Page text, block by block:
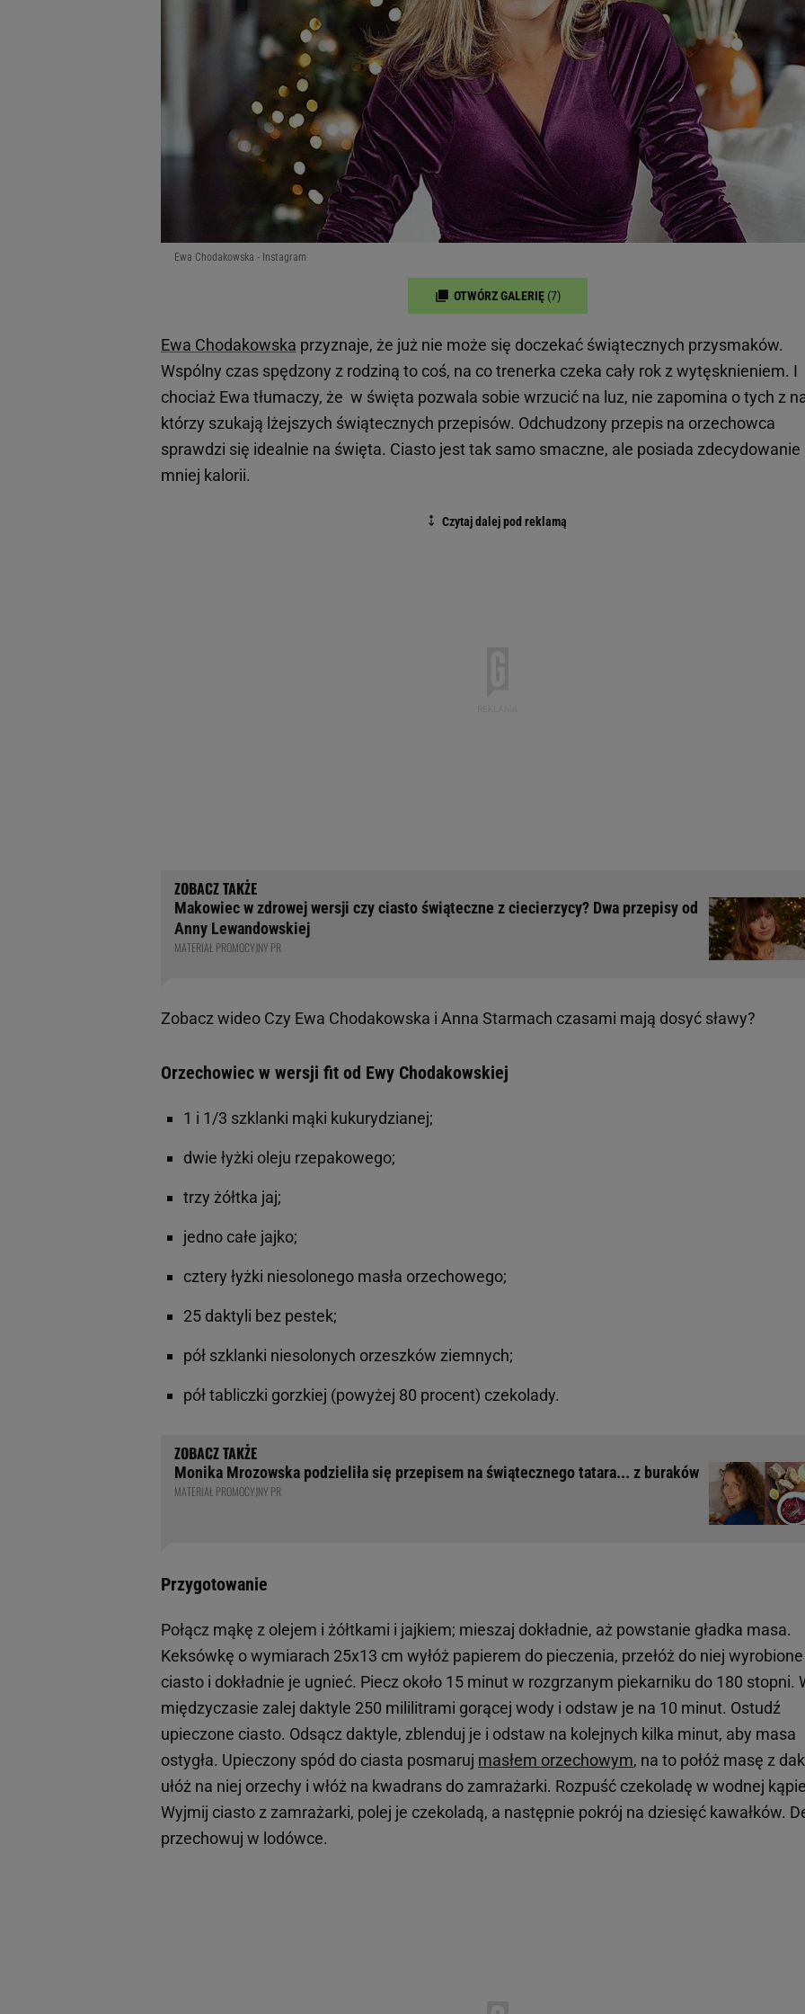
Ewa Chodakowska - Instagram
OTWÓRZ GALERIĘ (7)
Ewa Chodakowska przyznaje, że już nie może się doczekać świątecznych przysmaków.
Wspólny czas spędzony z rodziną to coś, na co trenerka czeka cały rok z wytęsknieniem. I
chociaż Ewa tłumaczy, że w święta pozwala sobie wrzucić na luz, nie zapomina o tych z
którzy szukają lżejszych świątecznych przepisów. Odchudzony przepis na orzechowca
sprawdzi się idealnie na święta. Ciasto jest tak samo smaczne, ale posiada zdecydowanie
mniej kalorii.
Makowiec w zdrowej wersji czy ciasto świąteczne z ciecierzycy? Dwa przepisy od
Anny Lewandowskiej
MATERIAŁ PROMOCYJNY PR
Zobacz wideo Czy Ewa Chodakowska i Anna Starmach czasami mają dosyć sławy?
Orzechowiec w wersji fit od Ewy Chodakowskiej
1 i 1/3 szklanki mąki kukurydzianej;
dwie łyżki oleju rzepakowego;
trzy żółtka jaj;
jedno całe jajko;
cztery łyżki niesolonego masła orzechowego;
25 daktyli bez pestek;
pół szklanki niesolonych orzeszków ziemnych;
pół tabliczki gorzkiej (powyżej 80 procent) czekolady.
Monika Mrozowska podzieliła się przepisem na świątecznego tatara... z buraków
MATERIAŁ PROMOCYJNY PR
Przygotowanie
Połącz mąkę z olejem i żółtkami i jajkiem; mieszaj dokładnie, aż powstanie gładka masa.
Keksówkę o wymiarach 25x13 cm wyłóż papierem do pieczenia, przełóż do niej wyrobione
ciasto i dokładnie je ugnieć. Piecz około 15 minut w rozgrzanym piekarniku do 180 stopni.
międzyczasie zalej daktyle 250 mililitrami gorącej wody i odstaw je na 10 minut. Ostudź
upieczone ciasto. Odsącz daktyle, zblenduj je i odstaw na kolejnych kilka minut, aby masa
ostygła. Upieczony spód do ciasta posmaruj masłem orzechowym, na to połóż masę z
ułóż na niej orzechy i włóż na kwadrans do zamrażarki. Rozpuść czekoladę w wodnej
Wyjmij ciasto z zamrażarki, polej je czekoladą, a następnie pokrój na dziesięć kawałków.
przechowuj w lodówce.